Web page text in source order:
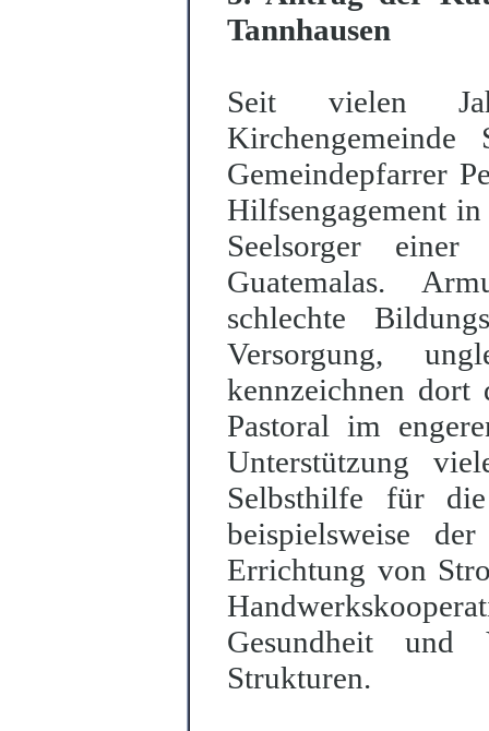
Tannhausen
Seit vielen
Gemeindepfarrer
Hilfsengagement
Seelsorger
Guatemalas.
schlechte
Versorgung,
kennzeichnen dort
Pastoral im
Unterstützung
Selbsthilfe für
beispielsweise
Errichtung von
Gesundheit und
Strukturen.